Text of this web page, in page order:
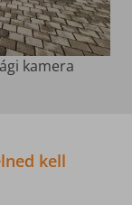
kamera
kell